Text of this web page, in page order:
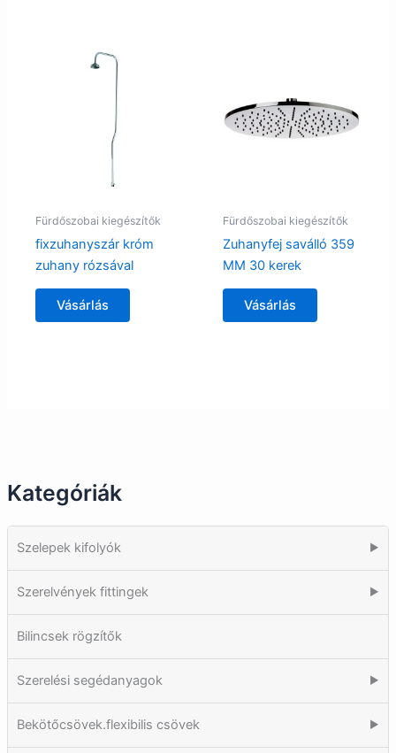
Kategóriák
Szelepek kifolyók ▶
Szerelvények fittingek ▶
Bilincsek rögzítők
Szerelési segédanyagok ▶
Bekötőcsövek.flexibilis csövek ▶
Fürdőszobai kiegészítők
fixzuhanyszár króm
zuhany rózsával
Vásárlás
Fürdőszobai kiegészítők
Zuhanyfej saválló 359
MM 30 kerek
Vásárlás